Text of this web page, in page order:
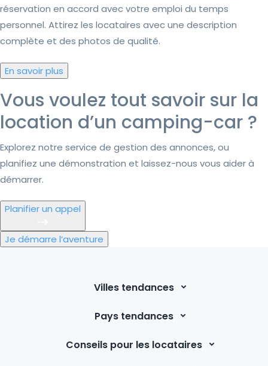
réservation en accord avec votre emploi du temps
personnel. Attirez les locataires avec une description
complète et des photos de qualité.
En savoir plus
Vous voulez tout savoir sur la
location d’un camping-car ?
Explorez notre service de gestion des annonces, ou
planifiez une démonstration et laissez-nous vous aider à
démarrer.
Planifier un appel
Je démarre l’aventure
Villes tendances
Pays tendances
Conseils pour les locataires